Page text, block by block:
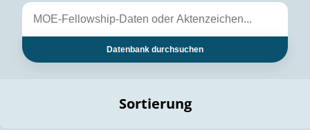
Datenbank durchsuchen
Sortierung